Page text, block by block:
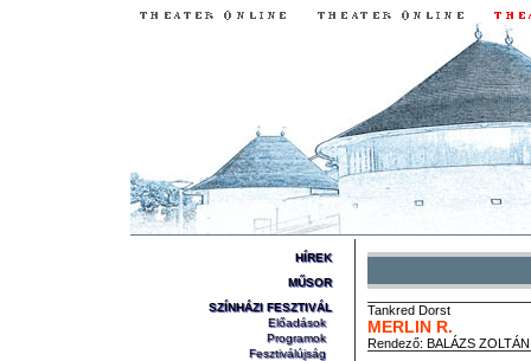
HÍREK
MŰSOR
SZÍNHÁZI FESZTIVÁL
Előadások
Programok
Fesztiválújság
Tankred Dorst
MERLIN R.
Rendező: BALÁZS ZOLTÁN